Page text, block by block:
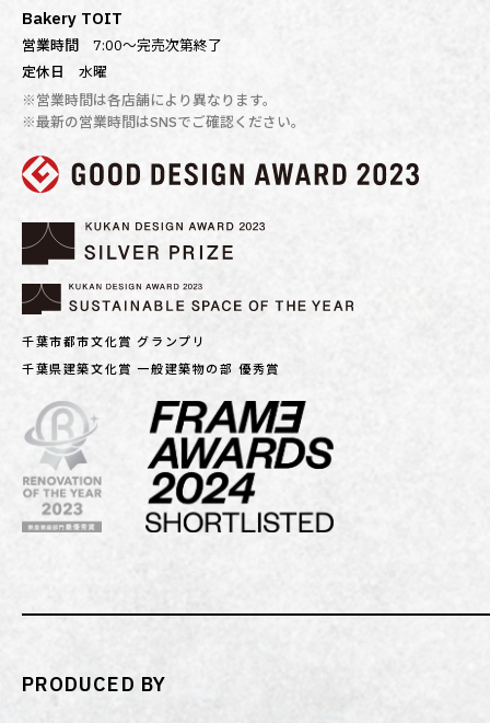
Bakery TOIT
営業時間7:00〜完売次第終了
定休日水曜
※営業時間は各店舗により異なります。
※最新の営業時間はSNSでご確認ください。
千葉市都市文化賞 グランプリ
千葉県建築文化賞 一般建築物の部 優秀賞
PRODUCED BY